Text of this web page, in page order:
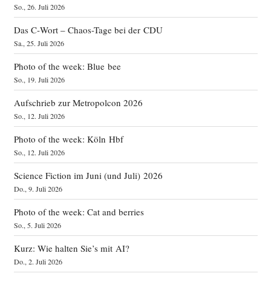
So., 26. Juli 2026
Das C‑Wort – Chaos-Tage bei der CDU
Sa., 25. Juli 2026
Photo of the week: Blue bee
So., 19. Juli 2026
Aufschrieb zur Metropolcon 2026
So., 12. Juli 2026
Photo of the week: Köln Hbf
So., 12. Juli 2026
Science Fiction im Juni (und Juli) 2026
Do., 9. Juli 2026
Photo of the week: Cat and berries
So., 5. Juli 2026
Kurz: Wie halten Sie’s mit AI?
Do., 2. Juli 2026